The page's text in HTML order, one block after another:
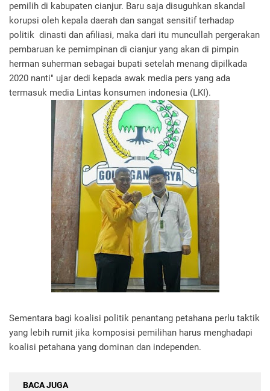
pemilih di kabupaten cianjur. Baru saja disuguhkan skandal
korupsi oleh kepala daerah dan sangat sensitif terhadap
politik dinasti dan afiliasi, maka dari itu muncullah pergerakan
pembaruan ke pemimpinan di cianjur yang akan di pimpin
herman suherman sebagai bupati setelah menang dipilkada
2020 nanti" ujar dedi kepada awak media pers yang ada
termasuk media Lintas konsumen indonesia (LKI).
Sementara bagi koalisi politik penantang petahana perlu taktik
yang lebih rumit jika komposisi pemilihan harus menghadapi
koalisi petahana yang dominan dan independen.
BACA JUGA